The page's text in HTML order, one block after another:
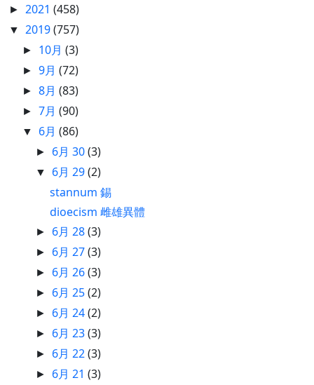
► 2021 (458)
▼ 2019(757)
► 10月(3)
►9月(72)
►8月(83)
►7月(90)
▼ 6月(86)
► 6月 30(3)
▼ 6月 29(2)
stannum 錫
dioecism 雌雄異體
► 6月 28(3)
► 6月 27(3)
► 6月 26(3)
► 6月 25(2)
► 6月 24(2)
► 6月 23(3)
► 6月 22(3)
► 6月 21(3)